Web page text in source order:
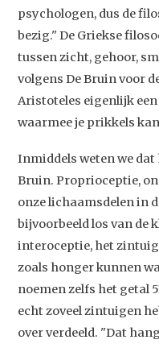
psychologen, dus de
bezig." De Griekse
tussen zicht, gehoor,
volgens De Bruin voor
Aristoteles eigenlijk
waarmee je prikkels
Inmiddels weten we dat
Bruin. Proprioceptie,
onze lichaamsdelen in
bijvoorbeeld los van de
interoceptie, het
zoals honger kunnen
noemen zelfs het getal
echt zoveel zintuigen
over verdeeld. "Dat